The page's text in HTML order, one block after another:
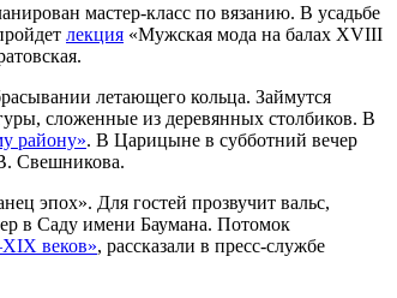
мастер-класс по вязанию. В усадьбе
лекция «Мужская мода на балах XVIII
летающего кольца. Займутся
сложенные из деревянных столбиков. В
району». В Царицыне в субботний вечер
Свешникова.
эпох». Для гостей прозвучит вальс,
в Саду имени Баумана. Потомок
веков», рассказали в пресс-службе